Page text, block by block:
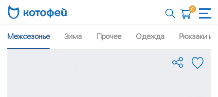
0
Межсезонье Зима Прочее Одежда Рюкзаки и